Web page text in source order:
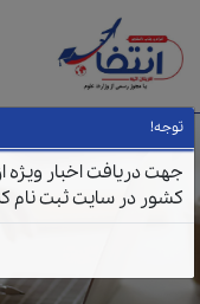
توجه!
جهت دریافت اخبار ویژه
کشور در سایت ثبت نام